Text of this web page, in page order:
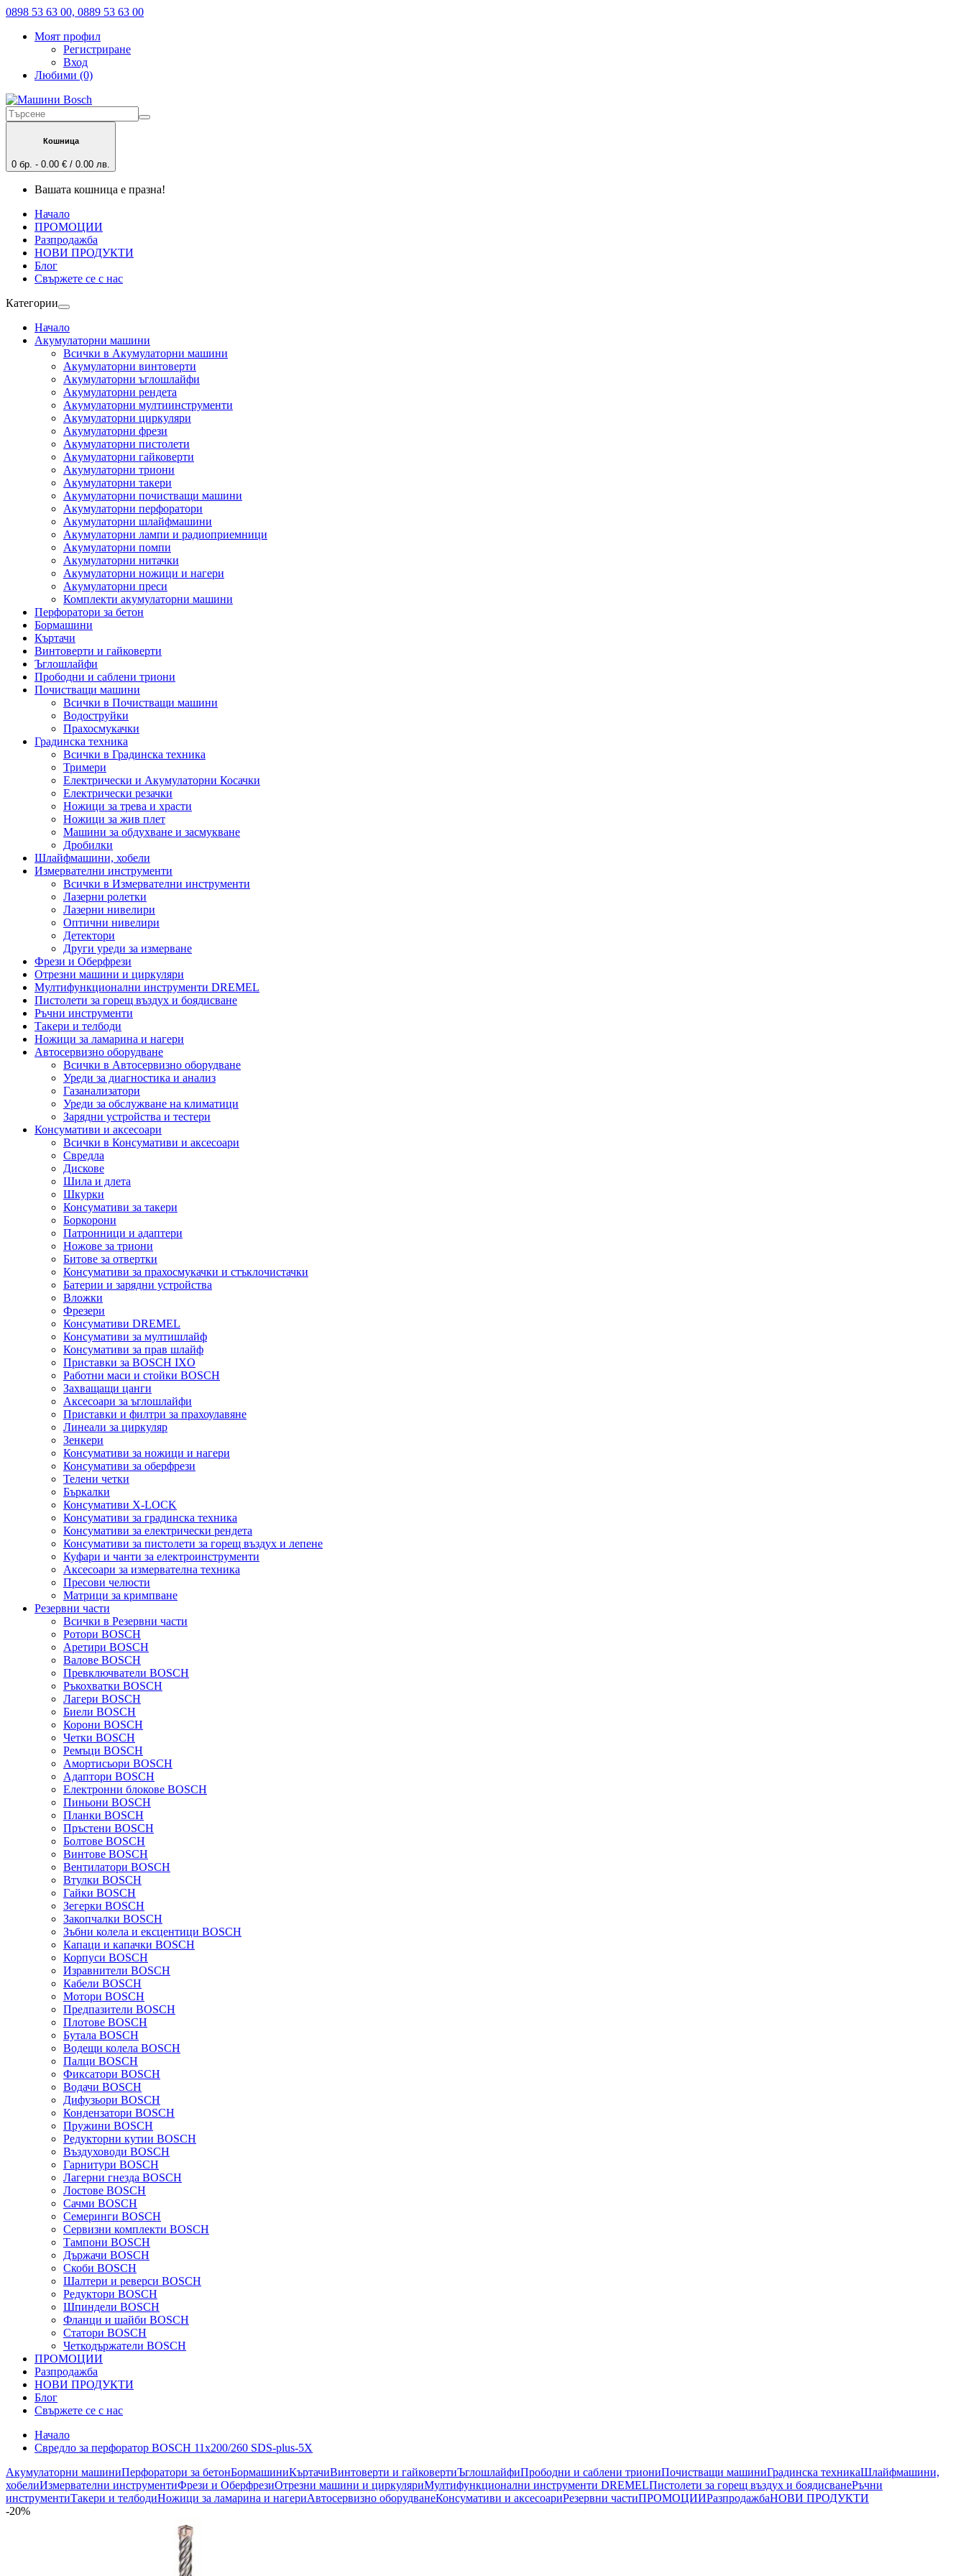
0898 53 63 00, 0889 53 63 00
Моят профил
Регистриране
Вход
Любими (0)
Кошница
0 бр. - 0.00 € / 0.00 лв.
Вашата кошница е празна!
Начало
ПРОМОЦИИ
Разпродажба
НОВИ ПРОДУКТИ
Блог
Свържете се с нас
Категории
Начало
Акумулаторни машини
Всички в Акумулаторни машини
Акумулаторни винтоверти
Акумулаторни ъглошлайфи
Акумулаторни рендета
Акумулаторни мултиинструменти
Акумулаторни циркуляри
Акумулаторни фрези
Акумулаторни пистолети
Акумулаторни гайковерти
Акумулаторни триони
Акумулаторни такери
Акумулаторни почистващи машини
Акумулаторни перфоратори
Акумулаторни шлайфмашини
Акумулаторни лампи и радиоприемници
Акумулаторни помпи
Акумулаторни нитачки
Акумулаторни ножици и нагери
Акумулаторни преси
Комплекти акумулаторни машини
Перфоратори за бетон
Бормашини
Къртачи
Винтоверти и гайковерти
Ъглошлайфи
Прободни и саблени триони
Почистващи машини
Всички в Почистващи машини
Водоструйки
Прахосмукачки
Градинска техника
Всички в Градинска техника
Тримери
Електрически и Акумулаторни Косачки
Електрически резачки
Ножици за трева и храсти
Ножици за жив плет
Машини за обдухване и засмукване
Дробилки
Шлайфмашини, хобели
Измервателни инструменти
Всички в Измервателни инструменти
Лазерни ролетки
Лазерни нивелири
Оптични нивелири
Детектори
Други уреди за измерване
Фрези и Оберфрези
Отрезни машини и циркуляри
Мултифункционални инструменти DREMEL
Пистолети за горещ въздух и боядисване
Ръчни инструменти
Такери и телбоди
Ножици за ламарина и нагери
Автосервизно оборудване
Всички в Автосервизно оборудване
Уреди за диагностика и анализ
Газанализатори
Уреди за обслужване на климатици
Зарядни устройства и тестери
Консумативи и аксесоари
Всички в Консумативи и аксесоари
Свредла
Дискове
Шила и длета
Шкурки
Консумативи за такери
Боркорони
Патронници и адаптери
Ножове за триони
Битове за отвертки
Консумативи за прахосмукачки и стъклочистачки
Батерии и зарядни устройства
Вложки
Фрезери
Консумативи DREMEL
Консумативи за мултишлайф
Консумативи за прав шлайф
Приставки за BOSCH IXO
Работни маси и стойки BOSCH
Захващащи цанги
Аксесоари за ъглошлайфи
Приставки и филтри за прахоулавяне
Линеали за циркуляр
Зенкери
Консумативи за ножици и нагери
Консумативи за оберфрези
Телени четки
Бъркалки
Консумативи X-LOCK
Консумативи за градинска техника
Консумативи за електрически рендета
Консумативи за пистолети за горещ въздух и лепене
Куфари и чанти за електроинструменти
Аксесоари за измервателна техника
Пресови челюсти
Матрици за кримпване
Резервни части
Всички в Резервни части
Ротори BOSCH
Аретири BOSCH
Валове BOSCH
Превключватели BOSCH
Ръкохватки BOSCH
Лагери BOSCH
Биели BOSCH
Корони BOSCH
Четки BOSCH
Ремъци BOSCH
Амортисьори BOSCH
Адаптори BOSCH
Електронни блокове BOSCH
Пиньони BOSCH
Планки BOSCH
Пръстени BOSCH
Болтове BOSCH
Винтове BOSCH
Вентилатори BOSCH
Втулки BOSCH
Гайки BOSCH
Зегерки BOSCH
Закопчалки BOSCH
Зъбни колела и ексцентици BOSCH
Капаци и капачки BOSCH
Корпуси BOSCH
Изравнители BOSCH
Кабели BOSCH
Мотори BOSCH
Предпазители BOSCH
Плотове BOSCH
Бутала BOSCH
Водещи колела BOSCH
Палци BOSCH
Фиксатори BOSCH
Водачи BOSCH
Дифузьори BOSCH
Кондензатори BOSCH
Пружини BOSCH
Редукторни кутии BOSCH
Въздуховоди BOSCH
Гарнитури BOSCH
Лагерни гнезда BOSCH
Лостове BOSCH
Сачми BOSCH
Семеринги BOSCH
Сервизни комплекти BOSCH
Тампони BOSCH
Държачи BOSCH
Скоби BOSCH
Шалтери и реверси BOSCH
Редуктори BOSCH
Шпиндели BOSCH
Фланци и шайби BOSCH
Статори BOSCH
Четкодържатели BOSCH
ПРОМОЦИИ
Разпродажба
НОВИ ПРОДУКТИ
Блог
Свържете се с нас
Начало
Свредло за перфоратор BOSCH 11x200/260 SDS-plus-5Х
Акумулаторни машиниПерфоратори за бетонБормашиниКъртачиВинтоверти и гайковертиЪглошлайфиПрободни и саблени триониПочистващи машиниГрадинска техникаШлайфмашини,
хобелиИзмервателни инструментиФрези и ОберфрезиОтрезни машини и циркуляриМултифункционални инструменти DREMELПистолети за горещ въздух и боядисванеРъчни
инструментиТакери и телбодиНожици за ламарина и нагериАвтосервизно оборудванеКонсумативи и аксесоариРезервни частиПРОМОЦИИРазпродажбаНОВИ ПРОДУКТИ
-20%